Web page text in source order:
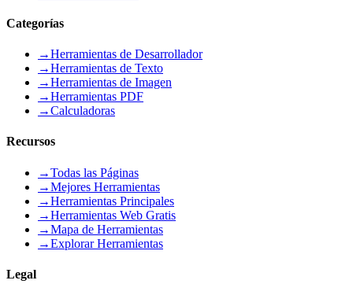
Categorías
→Herramientas de Desarrollador
→Herramientas de Texto
→Herramientas de Imagen
→Herramientas PDF
→Calculadoras
Recursos
→Todas las Páginas
→Mejores Herramientas
→Herramientas Principales
→Herramientas Web Gratis
→Mapa de Herramientas
→Explorar Herramientas
Legal